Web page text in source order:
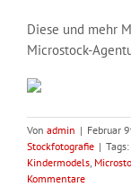
Diese und mehr
Microstock-
Von admin | Februar
Stockfotografie | Tags:
Kindermodels,
Kommentare